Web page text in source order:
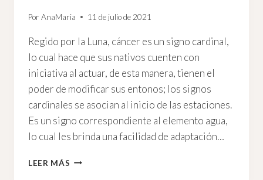
Por AnaMaria 11 de julio de 2021
Regido por la Luna, cáncer es un signo cardinal,
lo cual hace que sus nativos cuenten con
iniciativa al actuar, de esta manera, tienen el
poder de modificar sus entonos; los signos
cardinales se asocian al inicio de las estaciones.
Es un signo correspondiente al elemento agua,
lo cual les brinda una facilidad de adaptación…
LEER MÁS SOL